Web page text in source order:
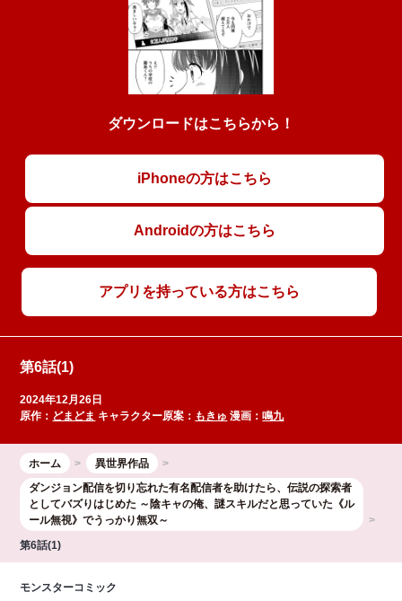
ダウンロードはこちらから！
iPhoneの方はこちら
Androidの方はこちら
アプリを持っている方はこちら
第6話(1)
2024年12月26日
原作： どまどま キャラクター原案： もきゅ 漫画：鳴九
ホーム
異世界作品
ダンジョン配信を切り忘れた有名配信者を助けたら、伝説の探索者
としてバズりはじめた ～陰キャの俺、謎󠄀スキルだと思っていた《ル
ール無視》でうっかり無双～
第6話(1)
モンスターコミック